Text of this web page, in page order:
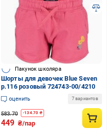
Пакунок школяра
Шорты для девочек Blue Seven
р.116 розовый 724743-00/4210
оценить 7 вариантов
583.70 -134.70 ₴
449 ₴/пар